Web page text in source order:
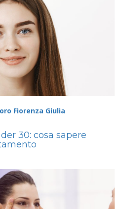
Fiorenza Giulia
30: cosa sapere